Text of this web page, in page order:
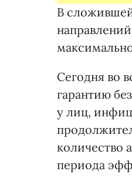
В
Сегодня во
гарантию
у лиц,
количество
периода